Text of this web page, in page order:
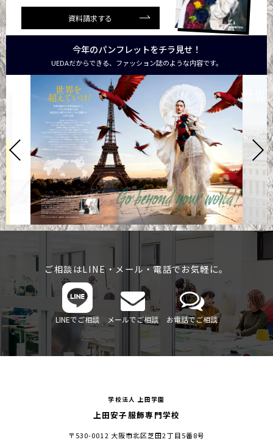
資料請求する
今年のパンフレットをチラ見せ！
UEDAだからできる、ファッション誌のような内容です。
ご相談はLINE・メール・電話でお気軽に。
LINEでご相談 メールでご相談 お電話でご相談
学校法人 上田学園
上田安子服飾専門学校
〒530-0012 大阪市北区芝田2丁目5番8号